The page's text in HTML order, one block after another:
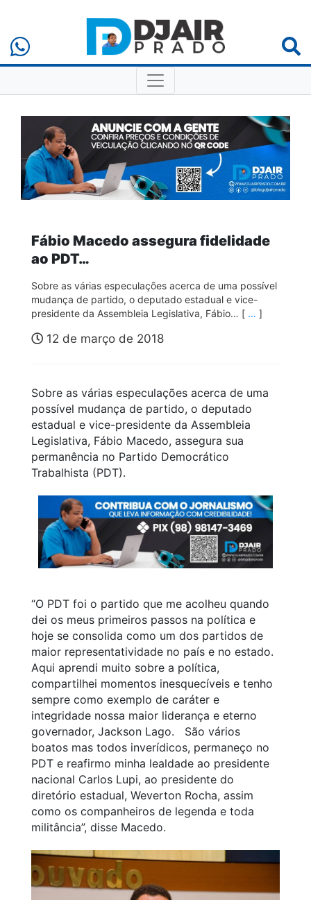
Fábio Macedo assegura fidelidade
ao PDT…
Sobre as várias especulações acerca de uma possível
mudança de partido, o deputado estadual e vice-
presidente da Assembleia Legislativa, Fábio… [ … ]
12 de março de 2018
Sobre as várias especulações acerca de uma
possível mudança de partido, o deputado
estadual e vice-presidente da Assembleia
Legislativa, Fábio Macedo, assegura sua
permanência no Partido Democrático
Trabalhista (PDT).
“O PDT foi o partido que me acolheu quando
dei os meus primeiros passos na política e
hoje se consolida como um dos partidos de
maior representatividade no país e no estado.
Aqui aprendi muito sobre a política,
compartilhei momentos inesquecíveis e tenho
sempre como exemplo de caráter e
integridade nossa maior liderança e eterno
governador, Jackson Lago. São vários
boatos mas todos inverídicos, permaneço no
PDT e reafirmo minha lealdade ao presidente
nacional Carlos Lupi, ao presidente do
diretório estadual, Weverton Rocha, assim
como os companheiros de legenda e toda
militância”, disse Macedo.